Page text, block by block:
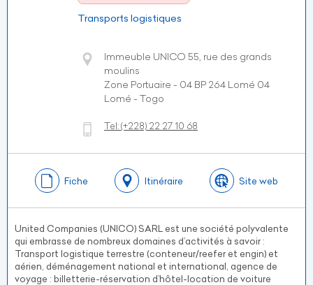
Transports logistiques
Immeuble UNICO 55, rue des grands
moulins
Zone Portuaire - 04 BP 264 Lomé 04
Lomé - Togo
Tel:(+228) 22 27 10 68
Fiche Itinéraire Site web
United Companies (UNICO) SARL est une société polyvalente
qui embrasse de nombreux domaines d’activités à savoir :
Transport logistique terrestre (conteneur/reefer et engin) et
aérien, déménagement national et international, agence de
voyage : billetterie-réservation d’hôtel-location de voiture